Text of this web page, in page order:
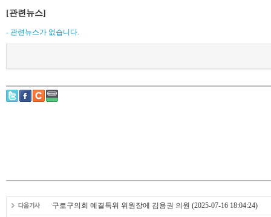
[관련뉴스]
- 관련뉴스가 없습니다.
구로구의회 예결특위 위원장에 김용권 의원 (2025-07-16 18:04:24)